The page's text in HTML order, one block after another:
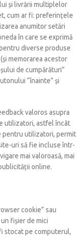
și livrării multiplelor
cum ar fi: preferințele
anumitor setări
în care se exprimă
diverse produse
memorarea acestor
de cumpărături”
“înainte” și
valoros asupra
utilizatori, astfel încât
pentru utilizatori, permit
uri să fie incluse într-
mai valoroasă, mai
online.
cookie” sau
fișier de mici
stocat pe computerul,